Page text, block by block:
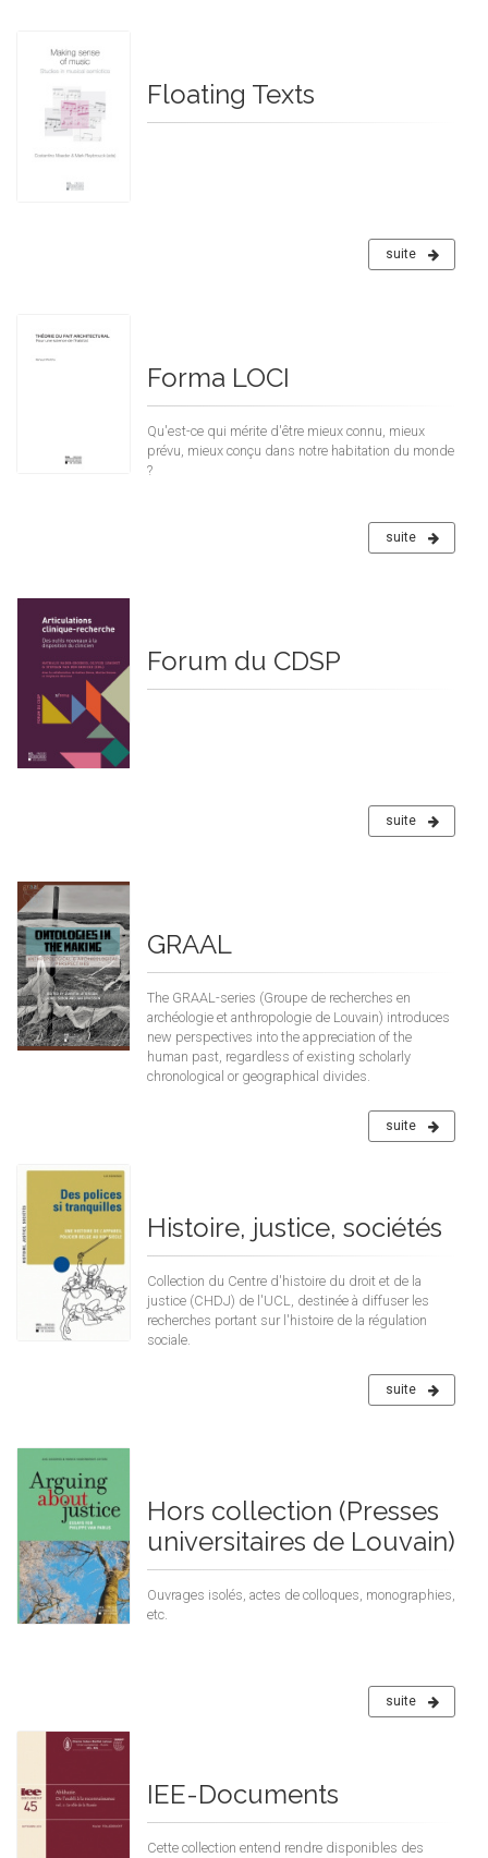
Floating Texts
suite
Forma LOCI
Qu'est-ce qui mérite d'être mieux connu, mieux
prévu, mieux conçu dans notre habitation du monde
?
suite
Forum du CDSP
suite
GRAAL
The GRAAL-series (Groupe de recherches en
archéologie et anthropologie de Louvain) introduces
new perspectives into the appreciation of the
human past, regardless of existing scholarly
chronological or geographical divides.
suite
Histoire, justice, sociétés
Collection du Centre d'histoire du droit et de la
justice (CHDJ) de l'UCL, destinée à diffuser les
recherches portant sur l'histoire de la régulation
sociale.
suite
Hors collection (Presses
universitaires de Louvain)
Ouvrages isolés, actes de colloques, monographies,
etc.
suite
IEE-Documents
Cette collection entend rendre disponibles des